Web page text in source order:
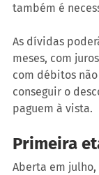
também é
As dívidas
meses, com
com débitos
conseguir o
paguem à vista.
Primeira
Aberta em